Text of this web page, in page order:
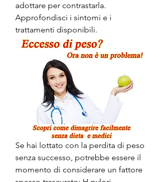
adottare per contrastarla.
Approfondisci i sintomi e i
trattamenti disponibili.
Se hai lottato con la perdita di peso
senza successo, potrebbe essere il
momento di considerare un fattore